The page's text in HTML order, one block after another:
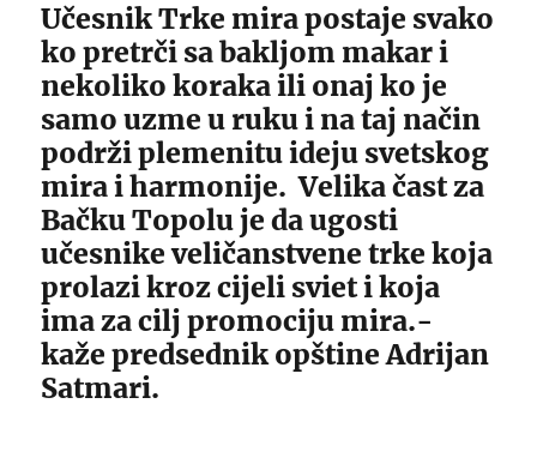
Učesnik Trke mira postaje svako
ko pretrči sa bakljom makar i
nekoliko koraka ili onaj ko je
samo uzme u ruku i na taj način
podrži plemenitu ideju svetskog
mira i harmonije. Velika čast za
Bačku Topolu je da ugosti
učesnike veličanstvene trke koja
prolazi kroz cijeli sviet i koja
ima za cilj promociju mira.-
kaže predsednik opštine Adrijan
Satmari.